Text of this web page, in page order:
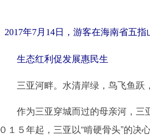
2017年7月14日，游客在海南省五
生态红利促发展惠民生
三亚河畔。水清岸绿，鸟飞鱼跃
作为三亚穿城而过的母亲河，三
０１５年起，三亚以“啃硬骨头”的